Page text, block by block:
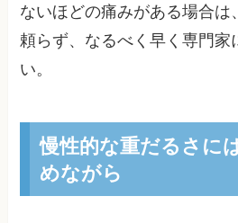
ないほどの痛みがある場合は
頼らず、なるべく早く専門家
い。
慢性的な重だるさに
めながら